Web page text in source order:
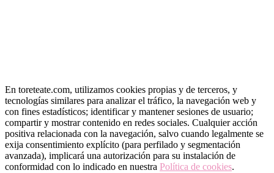
En toreteate.com, utilizamos cookies propias y de terceros, y
tecnologías similares para analizar el tráfico, la navegación web y
con fines estadísticos; identificar y mantener sesiones de usuario;
compartir y mostrar contenido en redes sociales. Cualquier acción
positiva relacionada con la navegación, salvo cuando legalmente se
exija consentimiento explícito (para perfilado y segmentación
avanzada), implicará una autorización para su instalación de
conformidad con lo indicado en nuestra Política de cookies.